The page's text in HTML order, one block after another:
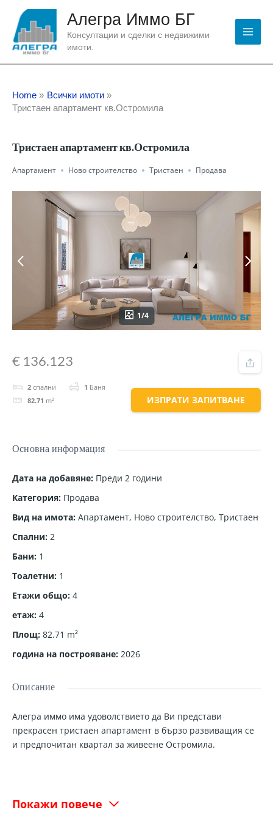
content
Алегра Иммо БГ
Консултации и сделки с недвижими
имоти.
Home
Всички имоти
Тристаен апартамент кв.Остромила
Тристаен апартамент кв.Остромила
Апартамент Ново строителство Тристаен Продава
1/4
€ 136.123
2 спални 1 Баня
82.71 m² ИЗПРАТИ ЗАПИТВАНЕ
Основна информация
Дата на добавяне: Преди 2 години
Категория: Продава
Вид на имота: Апартамент, Ново строителство, Тристаен
Спални: 2
Бани: 1
Тоалетни: 1
Етажи общо: 4
етаж: 4
Площ: 82.71 m²
година на построяване: 2026
Описание
Алегра иммо има удоволствието да Ви представи
прекрасен тристаен апартамент в бързо развиващия се
и предпочитан квартал за живеене Остромила.
Покажи повече